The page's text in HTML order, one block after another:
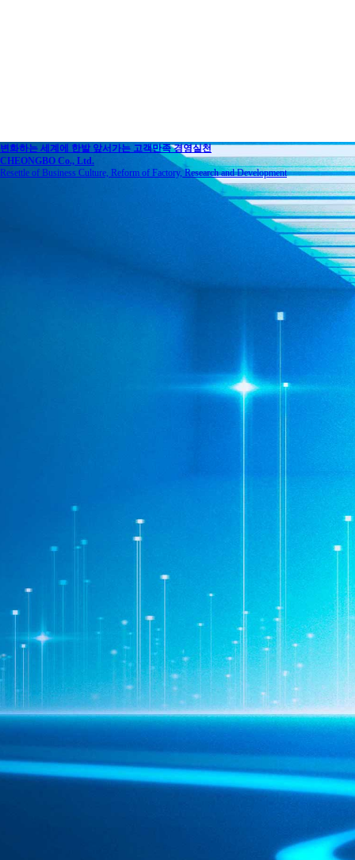
변화하는 세계에 한발 앞서가는 고객만족 경영실천
CHEONGBO Co., Ltd.
Resettle of Business Culture, Reform of Factory, Research and Development